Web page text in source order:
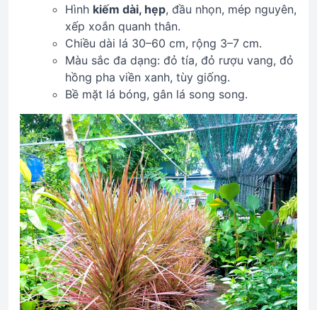
Hình kiếm dài, hẹp, đầu nhọn, mép nguyên,
xếp xoắn quanh thân.
Chiều dài lá 30–60 cm, rộng 3–7 cm.
Màu sắc đa dạng: đỏ tía, đỏ rượu vang, đỏ
hồng pha viền xanh, tùy giống.
Bề mặt lá bóng, gân lá song song.